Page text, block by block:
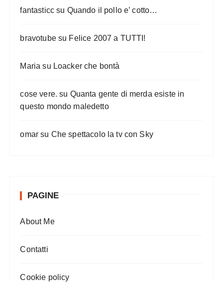
fantasticc su Quando il pollo e’ cotto…
bravotubesu Felice 2007 a TUTTI!
Maria su Loacker che bontà
cose vere. su Quanta gente di merda esiste in
questo mondo maledetto
omar su Che spettacolo la tv con Sky
PAGINE
About Me
Contatti
Cookie policy